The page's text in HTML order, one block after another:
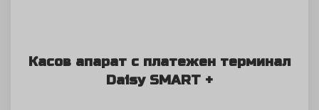
Касов апарат с платежен терминал
Daisy SMART +